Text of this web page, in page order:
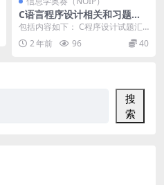
C语言程序设计相关和习题及
上机指导
包括内容如下： C程序设计试题汇
编 (第三版) C语言程序设计 第2版
学习辅导...
2 年前 96 40
搜
索